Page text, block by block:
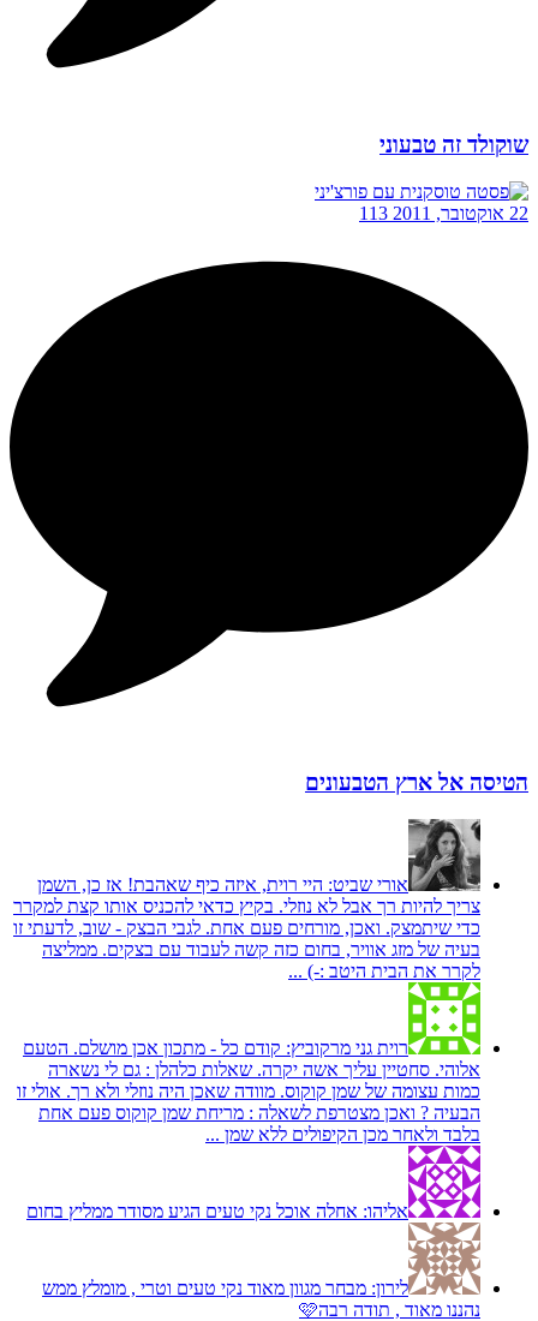
שוקולד זה טבעוני
22 אוקטובר, 2011 113
הטיסה אל ארץ הטבעונים
אורי שביט: היי רוית, איזה כיף שאהבת! אז כן, השמן
צריך להיות רך אבל לא נוזלי. בקיץ כדאי להכניס אותו קצת למקרר
כדי שיתמצק. ואכן, מורחים פעם אחת. לגבי הבצק - שוב, לדעתי זו
בעיה של מזג אוויר, בחום כזה קשה לעבוד עם בצקים. ממליצה
לקרר את הבית היטב :-) ...
רוית גני מרקוביץ: קודם כל - מתכון אכן מושלם. הטעם
אלוהי. סחטיין עליך אשה יקרה. שאלות כלהלן : גם לי נשארה
כמות עצומה של שמן קוקוס. מוודה שאכן היה נוזלי ולא רך. אולי זו
הבעיה ? ואכן מצטרפת לשאלה : מריחת שמן קוקוס פעם אחת
בלבד ולאחר מכן הקיפולים ללא שמן ...
אליהו: אחלה אוכל נקי טעים הגיע מסודר ממליץ בחום
לירון: מבחר מגוון מאוד נקי טעים וטרי , מומלץ ממש
נהננו מאוד , תודה רבה🩷